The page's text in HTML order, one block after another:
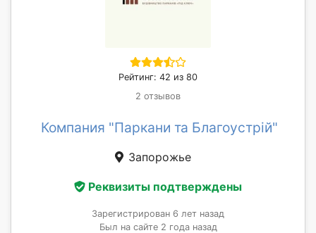
Рейтинг: 42 из 80
2 отзывов
Компания "Паркани та Благоустрій"
Запорожье
Реквизиты подтверждены
Зарегистрирован 6 лет назад
Был на сайте 2 года назад